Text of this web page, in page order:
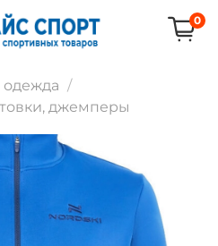
0
одежда
джемперы